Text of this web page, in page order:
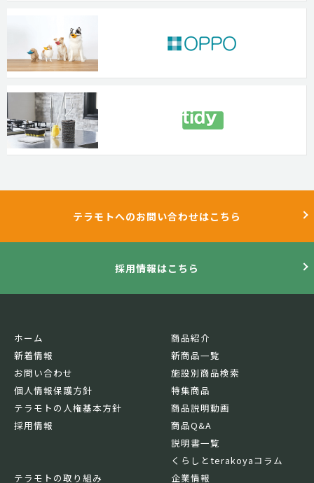
テラモトへのお問い合わせはこちら
採用情報はこちら
ホーム
新着情報
お問い合わせ
個人情報保護方針
テラモトの人権基本方針
採用情報
商品紹介
新商品一覧
施設別商品検索
特集商品
商品説明動画
商品Q&A
説明書一覧
くらしとterakoyaコラム
テラモトの取り組み
企業情報